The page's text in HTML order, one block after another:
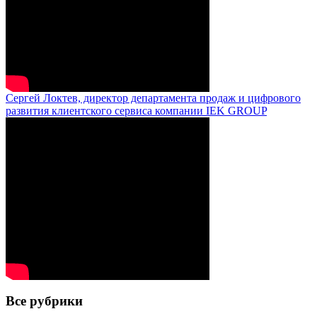
Сергей Локтев, директор департамента продаж и цифрового
развития клиентского сервиса компании IEK GROUP
Все рубрики